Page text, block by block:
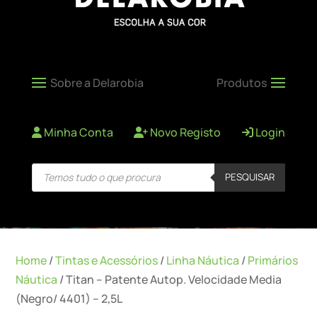
Minha Conta Novo Registo Login
Products
search PESQUISAR
Home/Tintas e Acessórios/Linha Náutica /Primários
Náutica / Titan – Patente Autop. Velocidade Media
(Negro/ 4401) – 2,5L